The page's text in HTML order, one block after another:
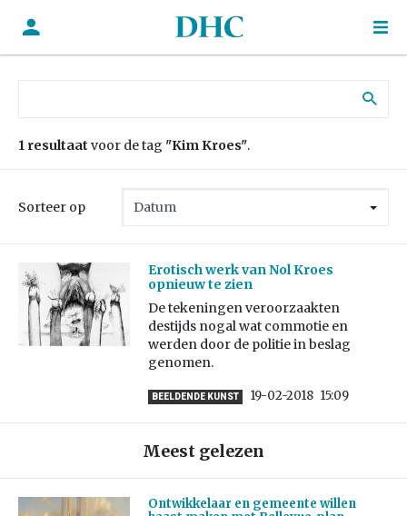
1 resultaat voor de tag "Kim Kroes".
Sorteer op
Erotisch werk van Nol Kroes
opnieuw te zien
De tekeningen veroorzaakten
destijds nogal wat commotie en
werden door de politie in beslag
genomen.
BEELDENDE KUNST 19-02-2018 15:09
Meest gelezen
Ontwikkelaar en gemeente willen